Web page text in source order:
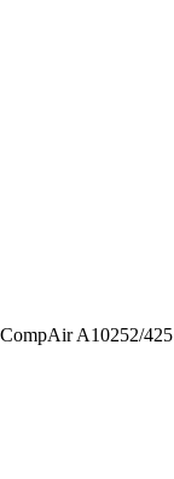
A10252/425